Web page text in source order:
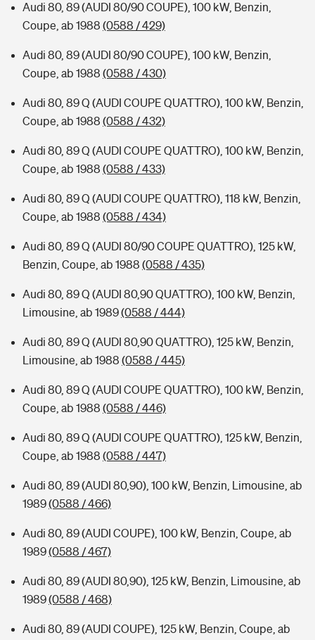
Audi 80, 89 (AUDI 80/90 COUPE), 100 kW, Benzin,
Coupe, ab 1988 (0588 / 429)
Audi 80, 89 (AUDI 80/90 COUPE), 100 kW, Benzin,
Coupe, ab 1988 (0588 / 430)
Audi 80, 89 Q (AUDI COUPE QUATTRO), 100 kW, Benzin,
Coupe, ab 1988 (0588 / 432)
Audi 80, 89 Q (AUDI COUPE QUATTRO), 100 kW, Benzin,
Coupe, ab 1988 (0588 / 433)
Audi 80, 89 Q (AUDI COUPE QUATTRO), 118 kW, Benzin,
Coupe, ab 1988 (0588 / 434)
Audi 80, 89 Q (AUDI 80/90 COUPE QUATTRO), 125 kW,
Benzin, Coupe, ab 1988 (0588 / 435)
Audi 80, 89 Q (AUDI 80,90 QUATTRO), 100 kW, Benzin,
Limousine, ab 1989(0588 / 444)
Audi 80, 89 Q (AUDI 80,90 QUATTRO), 125 kW, Benzin,
Limousine, ab 1988 (0588 / 445)
Audi 80, 89 Q (AUDI COUPE QUATTRO), 100 kW, Benzin,
Coupe, ab 1988 (0588 / 446)
Audi 80, 89 Q (AUDI COUPE QUATTRO), 125 kW, Benzin,
Coupe, ab 1988 (0588 / 447)
Audi 80, 89 (AUDI 80,90), 100 kW, Benzin, Limousine, ab
1989(0588 / 466)
Audi 80, 89 (AUDI COUPE), 100 kW, Benzin, Coupe, ab
1989(0588 / 467)
Audi 80, 89 (AUDI 80,90), 125 kW, Benzin, Limousine, ab
1989(0588 / 468)
Audi 80, 89 (AUDI COUPE), 125 kW, Benzin, Coupe, ab